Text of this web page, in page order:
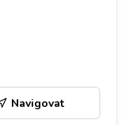
Navigovat